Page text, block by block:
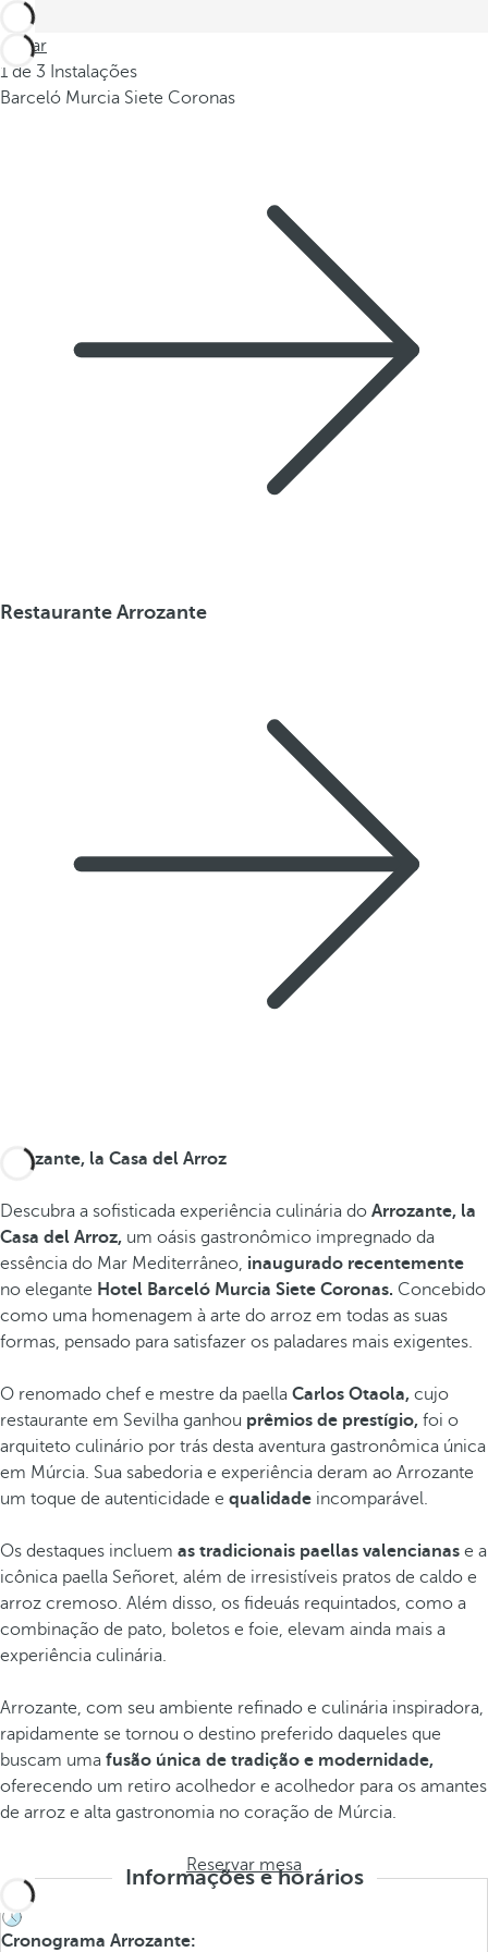
Voltar
1 de 3 Instalações
Barceló Murcia Siete Coronas
Restaurante Arrozante
Arrozante, la Casa del Arroz
Descubra a sofisticada experiência culinária do Arrozante, la
Casa del Arroz, um oásis gastronômico impregnado da
essência do Mar Mediterrâneo, inaugurado recentemente
no elegante Hotel Barceló Murcia Siete Coronas. Concebido
como uma homenagem à arte do arroz em todas as suas
formas, pensado para satisfazer os paladares mais exigentes.
O renomado chef e mestre da paella Carlos Otaola, cujo
restaurante em Sevilha ganhou prêmios de prestígio, foi o
arquiteto culinário por trás desta aventura gastronômica única
em Múrcia. Sua sabedoria e experiência deram ao Arrozante
um toque de autenticidade e qualidade incomparável.
Os destaques incluem as tradicionais paellas valencianas e a
icônica paella Señoret, além de irresistíveis pratos de caldo e
arroz cremoso. Além disso, os fideuás requintados, como a
combinação de pato, boletos e foie, elevam ainda mais a
experiência culinária.
Arrozante, com seu ambiente refinado e culinária inspiradora,
rapidamente se tornou o destino preferido daqueles que
buscam uma fusão única de tradição e modernidade,
oferecendo um retiro acolhedor e acolhedor para os amantes
de arroz e alta gastronomia no coração de Múrcia.
Reservar mesa
Informações e horários
Cronograma Arrozante: